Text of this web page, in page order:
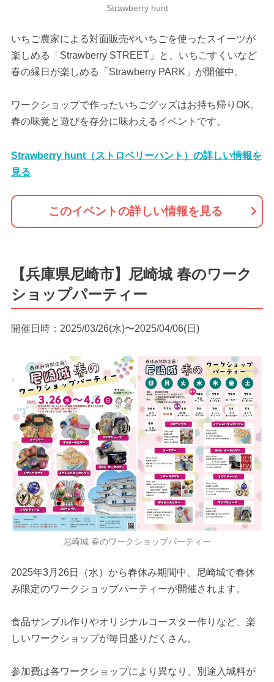
Strawberry hunt
いちご農家による対面販売やいちごを使ったスイーツが
楽しめる「Strawberry STREET」と、いちごすくいなど
春の縁日が楽しめる「Strawberry PARK」が開催中。
ワークショップで作ったいちごグッズはお持ち帰りOK。
春の味覚と遊びを存分に味わえるイベントです。
Strawberry hunt（ストロベリーハント）の詳しい情報を
見る
このイベントの詳しい情報を見る
【兵庫県尼崎市】尼崎城 春のワーク
ショップパーティー
開催日時：2025/03/26(水)〜2025/04/06(日)
尼崎城 春のワークショップパーティー
2025年3月26日（水）から春休み期間中、尼崎城で春休
み限定のワークショップパーティーが開催されます。
食品サンプル作りやオリジナルコースター作りなど、楽
しいワークショップが毎日盛りだくさん。
参加費は各ワークショップにより異なり、別途入城料が